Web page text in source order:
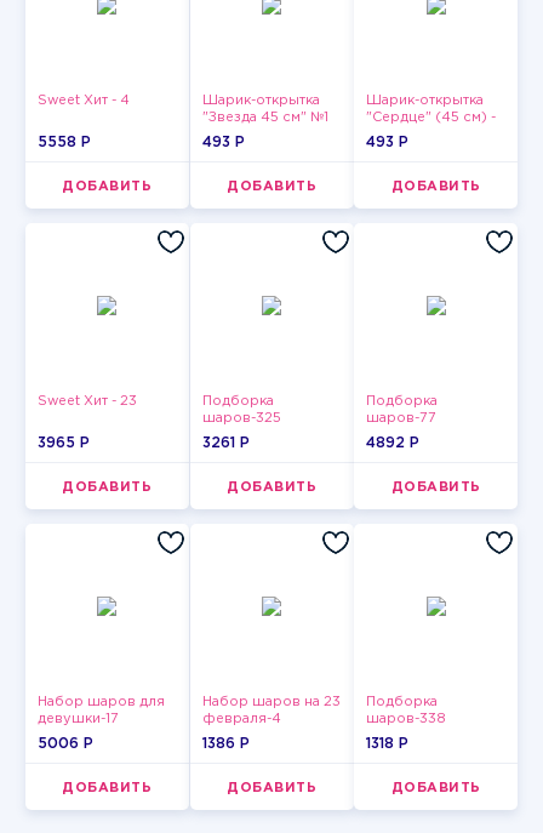
Sweet Хит - 4
5558 P
ДОБАВИТЬ
Шарик-открытка
"Звезда 45 см" №1
493 P
ДОБАВИТЬ
Шарик-открытка
"Сердце" (45 см) -
2
493 P
ДОБАВИТЬ
Sweet Хит - 23
3965 P
ДОБАВИТЬ
Подборка
шаров-325
3261 P
ДОБАВИТЬ
Подборка
шаров-77
4892 P
ДОБАВИТЬ
Набор шаров для
девушки-17
5006 P
ДОБАВИТЬ
Набор шаров на 23
февраля-4
1386 P
ДОБАВИТЬ
Подборка
шаров-338
1318 P
ДОБАВИТЬ